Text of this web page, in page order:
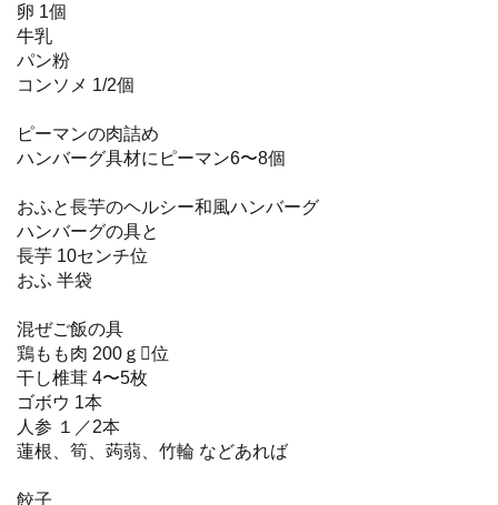
卵 1個
牛乳
パン粉
コンソメ 1/2個
ピーマンの肉詰め
ハンバーグ具材にピーマン6〜8個
おふと長芋のヘルシー和風ハンバーグ
ハンバーグの具と
長芋 10センチ位
おふ 半袋
混ぜご飯の具
鶏もも肉 200ｇ位
干し椎茸 4〜5枚
ゴボウ 1本
人参 １／2本
蓮根、筍、蒟蒻、竹輪 などあれば
餃子